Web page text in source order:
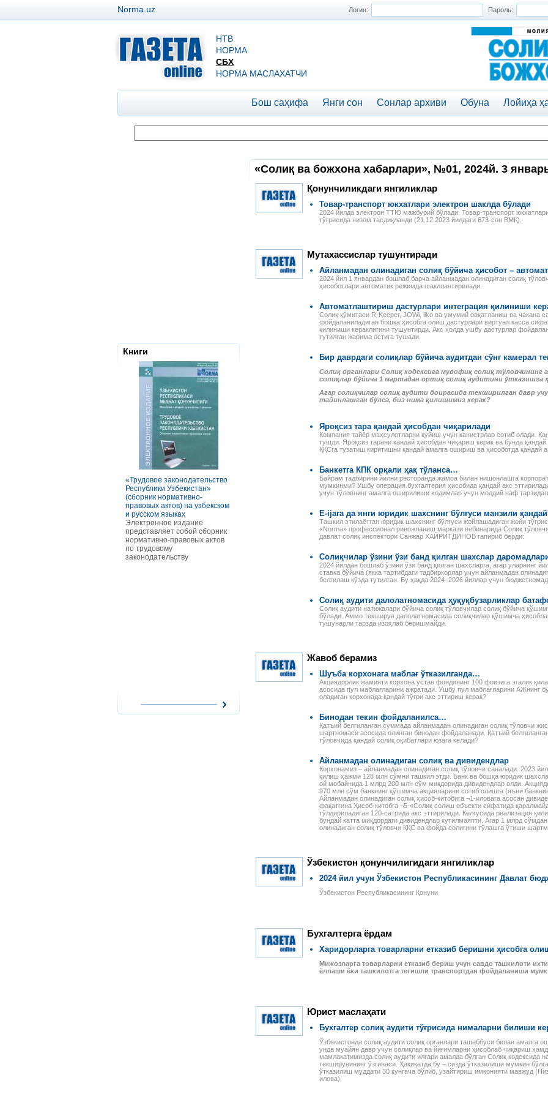
Логин: Пароль:
Norma.uz
НТВ
НОРМА
СБХ
НОРМА МАСЛАХАТЧИ
Бош саҳифа Янги сон Сонлар архиви Обуна Лойиҳа
Книги
«Трудовое законодательство
Республики Узбекистан»
(сборник нормативно-
правовых актов) на узбекском
и русском языках
Электронное издание
представляет собой сборник
нормативно-правовых актов
по трудовому
законодательству
РАСЧЕТЫ С ПЕРСОНАЛОМ II
оплаты труда отдельных
отдельных сферах и случаях.
совместителей, сезонных
работников и надомников —
действующие ограничения
им заработной платы при
повременной и сдельной
форме оплаты труда, виды
сезонных работ и расчеты с
надомного труда и выгоды
работодателей при
использовании труда
надомников, возмещение
Налоговое законодательство
Сборник нормативно-
правовых актов
Данное электронное издание
по сути представляет собой
правовых актов по налоговому
законодательству Республики
Узбекистан. В него вошли все
законы, указы,
распоряжения Президента
Республики Узбекистан,
постановления и
распоряжения Кабинета
Узбекистан,
зарегистрированные
Министерством юстиции
Республики Узбекистан, а
касающиеся вопросов
налогообложения.
Годовой отчет–2013
предлагает новую
электронную книгу для
бухгалтеров. В пособии
специалисты подробно, по
порядок учета финансово-
хозяйственных операций и
налоговые последствия.
Разъяснения
примерами и конкретными
расчетами, с учетом всех
изменений и дополнений,
внесенных в
«Солиқ ва божхона хабарлари», №01, 2024й. 3
Қонунчиликдаги янгиликлар
Товар-транспорт юкхатлари электрон шаклда бўлади
2024 йилда электрон ТТЮ мажбурий бўлади. Товар-транспорт
тўғрисида низом тасдиқланди (21.12.2023 йилдаги 673-сон ВМҚ).
Мутахассислар тушунтиради
Айланмадан олинадиган солиқ бўйича ҳисобот –
2024 йил 1 январдан бошлаб барча айланмадан олинадиган солиқ
ҳисоботлари автоматик режимда шакллантирилади.
Автоматлаштириш дастурлари интеграция қилиниши
Солиқ қўмитаси R-Keeper, JOWi, iiko ва умумий овқатланиш ва чакана
фойдаланиладиган бошқа ҳисобга олиш дастурлари виртуал касса
қилиниши кераклигини тушунтирди. Акс ҳолда ушбу дастурлар
тутилган жарима остига тушади.
Бир даврдаги солиқлар бўйича аудитдан сўнг камерал
Солиқ органлари Солиқ кодексига мувофиқ солиқ тўловчининг
солиқлар бўйича 1 мартадан ортиқ солиқ аудитини ўтказишга
Агар солиқчилар солиқ аудити доирасида текширилган давр
тайинлашган бўлса, биз нима қилишимиз керак?
Яроқсиз тара қандай ҳисобдан чиқарилади
Компания тайёр маҳсулотларни қуйиш учун канистрлар сотиб олади.
тушди. Яроқсиз тарани қандай ҳисобдан чиқариш керак ва бунда
ҚҚСга тузатиш киритишни қандай амалга ошириш ва ҳисоботда қандай
Банкетга КПК орқали ҳақ тўланса…
Байрам тадбирини йилни ресторанда жамоа билан нишонлашга
мумкинми? Ушбу операция бухгалтерия ҳисобида қандай акс
учун тўловнинг амалга оширилиши ходимлар учун моддий наф
E-ijara да янги юридик шахснинг бўлғуси манзили
Ташкил этилаётган юридик шахснинг бўлғуси жойлашадиган жойи
«Norma» профессионал ривожланиш маркази вебинарида Солиқ
давлат солиқ инспектори Санжар ХАЙРИТДИНОВ гапириб берди:
Солиқчилар ўзини ўзи банд қилган шахслар
2024 йилдан бошлаб ўзини ўзи банд қилган шахсларга, агар уларнинг
ставка бўйича (якка тартибдаги тадбиркорлар учун айланмадан
белгилаш кўзда тутилган. Бу ҳақда 2024–2026 йиллар учун
Солиқ аудити далолатномасида ҳуқуқбузарликлар
Солиқ аудити натижалари бўйича солиқ тўловчилар солиқ бўйича
бўлади. Аммо текширув далолатномасида солиқчилар қўшимча
тушунарли тарзда изоҳлаб беришмайди.
Жавоб берамиз
Шуъба корхонага маблағ ўтказилганда…
Акциядорлик жамияти корхона устав фондининг 100 фоизига эгалик
асосида пул маблағларини ажратади. Ушбу пул маблағларини АЖнинг
оладиган корхонада қандай тўғри акс эттириш керак?
Бинодан текин фойдаланилса…
Қатъий белгиланган суммада айланмадан олинадиган солиқ тўловчи
шартномаси асосида олинган бинодан фойдаланади. Қатъий
тўловчида қандай солиқ оқибатлари юзага келади?
Айланмадан олинадиган солиқ ва дивидендлар
Корхонамиз – айланмадан олинадиган солиқ тўловчи саналади. 2023
қилиш ҳажми 128 млн сўмни ташкил этди. Банк ва бошқа юридик
ой мобайнида 1 млрд 200 млн сўм миқдорида дивидендлар олди.
970 млн сўм банкнинг қўшимча акцияларини сотиб олишга (яъни
Айланмадан олинадиган солиқ ҳисоб-китобига ¬1-иловага асосан
фақатгина Ҳисоб-китобга ¬5-«Солиқ солиш объекти сифатида
тўлдириладиган 120-сатрида акс эттирилади. Келгусида реализация
бундай катта миқдордаги дивидендлар кутилмаяпти. Агар 1 млрд
олинадиган солиқ тўловчи ҚҚС ва фойда солиғини тўлашга ўтиши
Ўзбекистон қонунчилигидаги янгиликлар
2024 йил учун Ўзбекистон Республикасининг Давлат
Ўзбекистон Республикасининг Қонуни
Бухгалтерга ёрдам
Харидорларга товарларни етказиб беришни ҳисобга
Мижозларга товарларни етказиб бериш учун савдо ташкилоти
ёллаши ёки ташкилотга тегишли транспортдан фойдаланиши
Юрист маслаҳати
Бухгалтер солиқ аудити тўғрисида нималарни билиши
Ўзбекистонда солиқ аудити солиқ органлари ташаббуси билан амалга
унда муайян давр учун солиқлар ва йиғимларни ҳисоблаб чиқариш
мамлакатимизда солиқ аудити илгари амалда бўлган Солиқ кодексида
текширувининг ўзгинаси. Ҳақиқатда бу – сизда ўтказилиши мумкин
ўтказилиш муддати 30 кунгача бўлиб, узайтириш имконияти мавжуд
илова).